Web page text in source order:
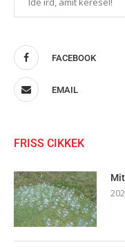
FACEBOOK
EMAIL
FRISS CIKKEK